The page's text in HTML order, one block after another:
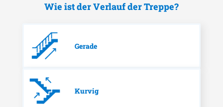
Wie ist der Verlauf der Treppe?
Gerade
Kurvig